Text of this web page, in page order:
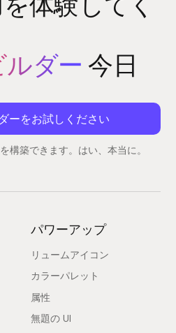
ルダー 今日
ーをお試しください
構築できます。はい、本当に。
パワーアップ
リュームアイコン
カラーパレット
属性
無題の UI